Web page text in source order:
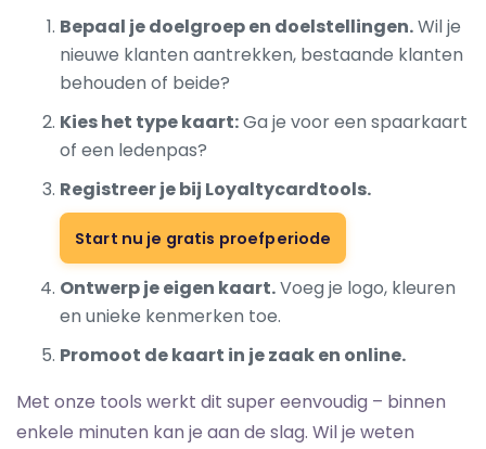
Bepaal je doelgroep en doelstellingen.Wil je
nieuwe klanten aantrekken, bestaande klanten
behouden of beide?
Kies het type kaart:Ga je voor een spaarkaart
of een ledenpas?
Registreer je bij Loyaltycardtools.
Start nu je gratis proefperiode
Ontwerp je eigen kaart.Voeg je logo, kleuren
en unieke kenmerken toe.
Promoot de kaart in je zaak en online.
Met onze tools werkt dit super eenvoudig – binnen
enkele minuten kan je aan de slag. Wil je weten